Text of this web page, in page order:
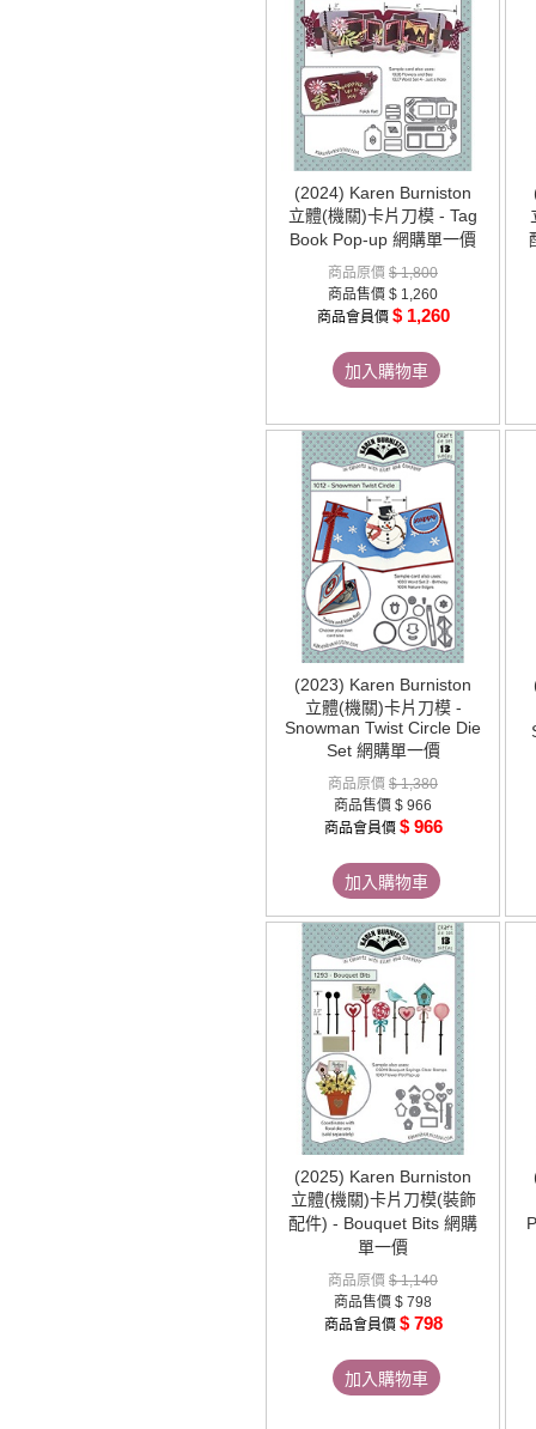
(2024) Karen Burniston
立體(機關)卡片刀模 - Tag
Book Pop-up 網購單一價
商品原價 $ 1,800
商品售價 $ 1,260
商品會員價 $ 1,260
加入購物車
(2023) Karen Burniston
立體(機關)卡片刀模 -
Snowman Twist Circle Die
Set 網購單一價
商品原價 $ 1,380
商品售價 $ 966
商品會員價 $ 966
加入購物車
(2025) Karen Burniston
立體(機關)卡片刀模(裝飾
配件) - Bouquet Bits 網購
單一價
商品原價 $ 1,140
商品售價 $ 798
商品會員價 $ 798
加入購物車